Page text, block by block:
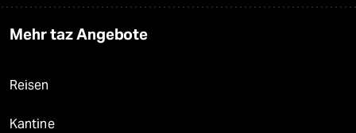
Mehr taz Angebote
Reisen
Kantine